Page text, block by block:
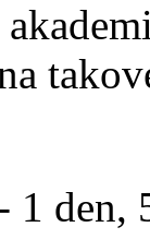
1 den,